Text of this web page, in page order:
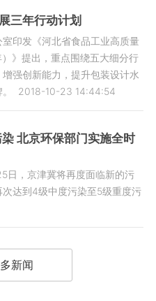
三年行动计划
印发《河北省食品工业高质量
》提出，重点围绕五大细分行
强创新能力，提升包装设计水
2018-10-23 14:44:54
北京环保部门实施全时
日，京津冀将再度面临新的污
达到4级中度污染至5级重度污
新闻